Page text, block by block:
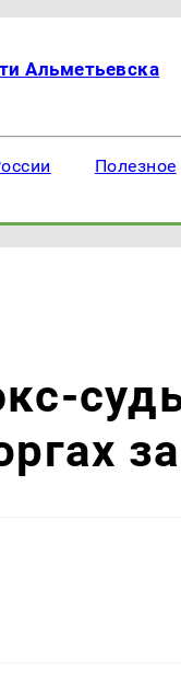
Альметьевска
Полезное